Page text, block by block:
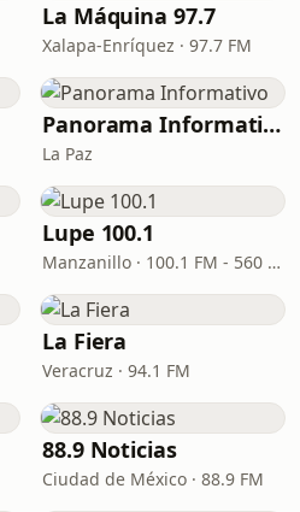
La Máquina 97.7
Xalapa-Enríquez · 97.7 FM
Panorama Informativo
La Paz
Lupe 100.1
Manzanillo · 100.1 FM - 560 AM
La Fiera
Veracruz · 94.1 FM
88.9 Noticias
Ciudad de México · 88.9 FM